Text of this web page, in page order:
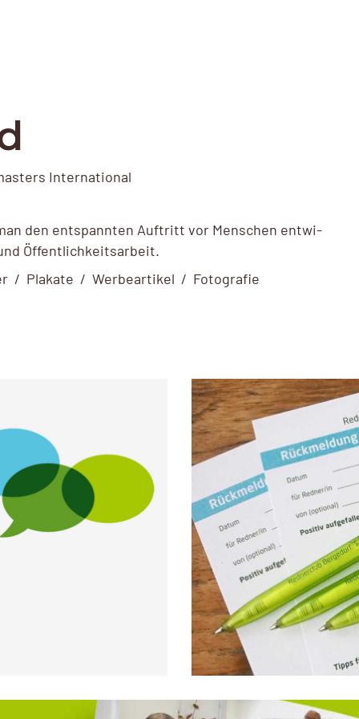
International
den entspannten Auftritt vor Menschen entwi­
Öffentlichkeitsarbeit.
/ Plakate / Werbe­ar­tikel / Fotografie